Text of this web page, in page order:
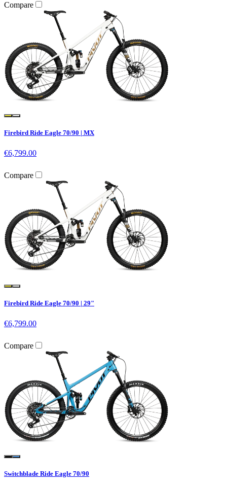
Compare
Firebird Ride Eagle 70/90 | MX
€6,799.00
Compare
Firebird Ride Eagle 70/90 | 29"
€6,799.00
Compare
Switchblade Ride Eagle 70/90